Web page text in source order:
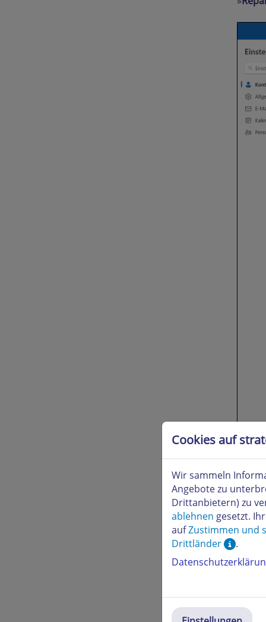
b)
Feld
bzw.
Cookies auf
Wir sammeln
Angebote zu
Drittanbietern) zu
ablehnen gesetzt.
aufZustimmen und
Drittländer
.